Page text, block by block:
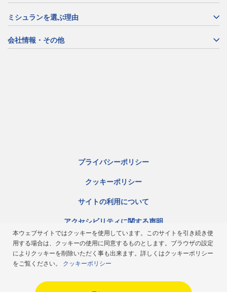
ミシュランを選ぶ理由
会社情報・その他
プライバシーポリシー
クッキーポリシー
サイトの利用について
アクセシビリティに関する声明
サイトマップ
ミシュラン倫理規定
本ウェブサイトではクッキーを使用しています。このサイトを引き続き使
用する場合は、クッキーの使用に同意するものとします。ブラウザの設定
によりクッキーを削除いただく事も出来ます。詳しくはクッキーポリシー
をご覧ください。 クッキーポリシー